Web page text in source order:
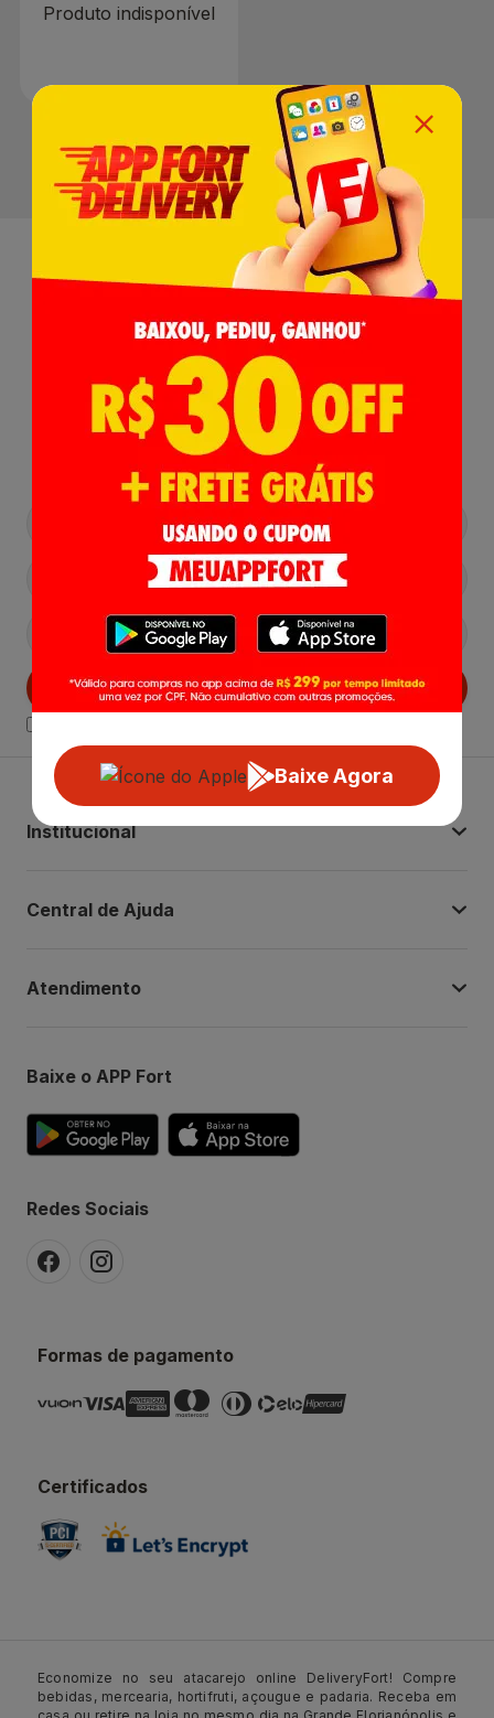
Produto indisponível
Baixe Agora
Receba nossas Novidades ,
Lançamentos e Promoções!
Cadastrar
Institucional
Central de Ajuda
Atendimento
Baixe o APP Fort
Redes Sociais
Formas de pagamento
Certificados
Economize no seu atacarejo online DeliveryFort! Compre
bebidas, mercearia, hortifruti, açougue e padaria. Receba em